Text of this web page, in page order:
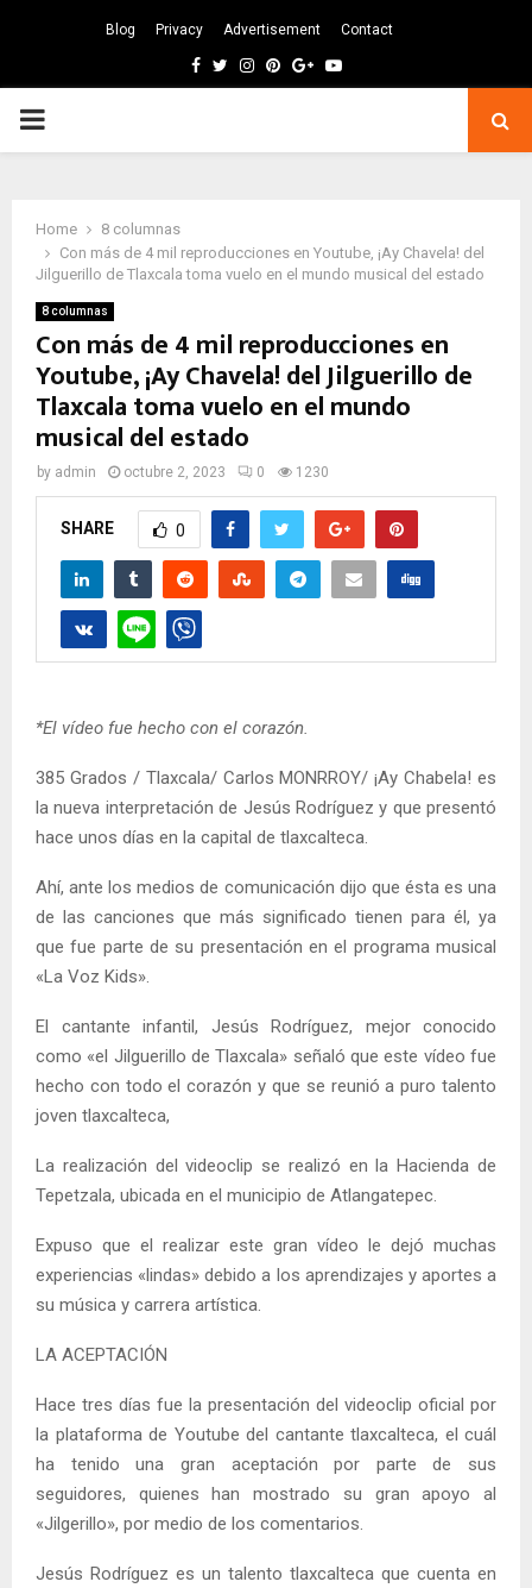
Blog Privacy Advertisement Contact
Facebook
TwitterInstagram
Pinterest
GoogleYoutube
PRIMARY
Home
8 columnas
Con más de 4 mil reproducciones en Youtube, ¡Ay Chavela! del
Jilguerillo de Tlaxcala toma vuelo en el mundo musical del estado
8 columnas
Con más de 4 mil reproducciones en
Youtube, ¡Ay Chavela! del Jilguerillo de
Tlaxcala toma vuelo en el mundo
musical del estado
by admin octubre 2, 2023 0 1230
SHARE 0
*El vídeo fue hecho con el corazón.
385 Grados / Tlaxcala/ Carlos MONRROY/ ¡Ay Chabela! es
la nueva interpretación de Jesús Rodríguez y que presentó
hace unos días en la capital de tlaxcalteca.
Ahí, ante los medios de comunicación dijo que ésta es una
de las canciones que más significado tienen para él, ya
que fue parte de su presentación en el programa musical
«La Voz Kids».
El cantante infantil, Jesús Rodríguez, mejor conocido
como «el Jilguerillo de Tlaxcala» señaló que este vídeo fue
hecho con todo el corazón y que se reunió a puro talento
joven tlaxcalteca,
La realización del videoclip se realizó en la Hacienda de
Tepetzala, ubicada en el municipio de Atlangatepec.
Expuso que el realizar este gran vídeo le dejó muchas
experiencias «lindas» debido a los aprendizajes y aportes a
su música y carrera artística.
LA ACEPTACIÓN
Hace tres días fue la presentación del videoclip oficial por
la plataforma de Youtube del cantante tlaxcalteca, el cuál
ha tenido una gran aceptación por parte de sus
seguidores, quienes han mostrado su gran apoyo al
«Jilgerillo», por medio de los comentarios.
Jesús Rodríguez es un talento tlaxcalteca que cuenta en